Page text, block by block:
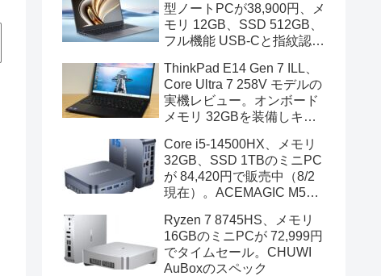
型ノートPCが38,900円、メ
モリ 12GB、SSD 512GB、
フル機能 USB-Cと指紋認証
ThinkPad E14 Gen 7 ILL、
Core Ultra 7 258V モデルの
実機レビュー。オンボード
メモリ 32GBを装備しキビ
Core i5-14500HX、メモリ
32GB、SSD 1TBのミニPC
が 84,420円で販売中（8/2
現在）。ACEMAGIC M5の
Ryzen 7 8745HS、メモリ
16GBのミニPCが 72,999円
でタイムセール。CHUWI
AuBoxのスペック